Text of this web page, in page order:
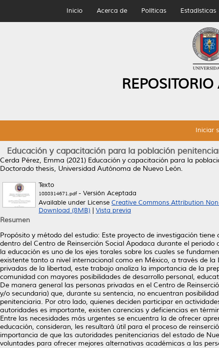
Inicio Acerca de Políticas Estadísticas
Iniciar
Educación y capacitación para la población
Cerda Pérez, Emma (2021) Educación y capacitación para la
Doctorado thesis, Universidad Autónoma de Nuevo León.
Texto
1080314671.pdf- Versión Aceptada
Available under License Creative Commons Attribution
Download (8MB)
Vista previa
Resumen
Propósito y método del estudio: Este proyecto de investigación
dentro del Centro de Reinserción Social Apodaca durante el
la educación es uno de los ejes torales sobre los cuales se
existente tanto a nivel internacional como en México, a través de
privadas de la libertad, este trabajo analiza la importancia de la
comunidad con mayores posibilidades de desarrollo personal,
De manera general las personas privadas en el Centro de
y/o secundaria) que, durante su sentencia, no encuentran
penitenciaria. Por otro lado, quienes deciden participar en
autoridades es importante, existen carencias y deficiencias en
Entre las necesidades más urgentes se encuentra la de ofrecer
educación, consideran, les resultará útil para el proceso de
importancia de que las autoridades penitenciarias del estado de
voluntades para ofrecer mejores alternativas académicas a las